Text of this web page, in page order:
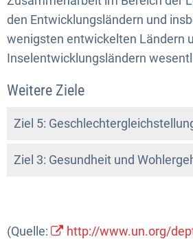
den Entwicklungsländern und
wenigsten entwickelten Ländern
Inselentwicklungsländern
Weitere Ziele
Ziel 5:
Ziel 3: Gesundheit und
(Quelle:
http://www.un.org/